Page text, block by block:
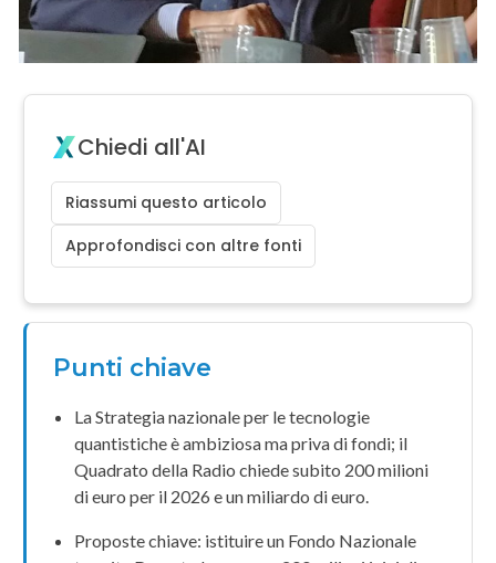
Chiedi all'AI
Riassumi questo articolo
Approfondisci con altre fonti
Punti chiave
LaStrategia nazionale per le tecnologie
quantisticheè ambiziosa ma priva di fondi; il
Quadrato della Radio chiede subito 200 milioni
di euro per il 2026 e unmiliardo di euro.
Proposte chiave: istituire un Fondo Nazionale